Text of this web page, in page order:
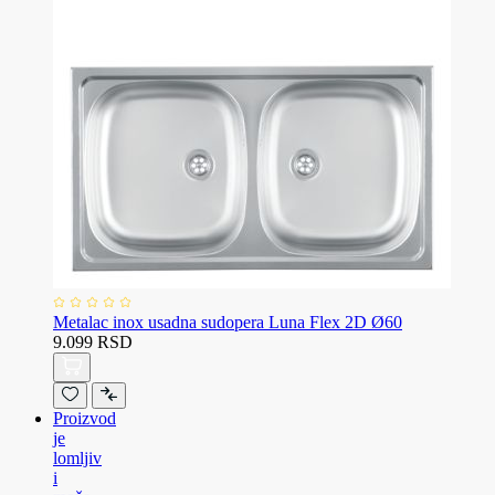
Metalac inox usadna sudopera Luna Flex 2D Ø60
9.099 RSD
Proizvod
je
lomljiv
i